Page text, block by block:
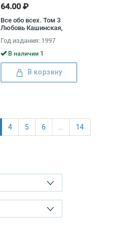
64.00 ₽
Все обо всех. Том 3
Любовь Кашинская,
Галина Шалаева,
Татьяна Колядич
Год издания: 1997
В наличии 1
В корзину
4 5 6 … 14